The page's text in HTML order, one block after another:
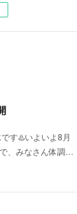
す♨️いよいよ8月
、みなさん体調…